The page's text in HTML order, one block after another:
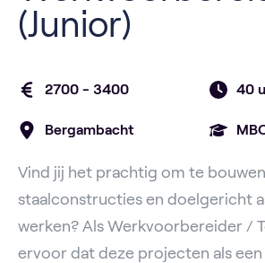
(Junior)
2700 - 3400 40
Bergambacht
Vind jij het prachtig om te
staalconstructies en doelgericht
werken? Als Werkvoorbereider /
ervoor dat deze projecten als